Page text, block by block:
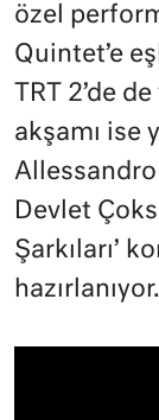
özel
Quintet’e
TRT 2’de
akşamı ise
Devlet
Şarkıları’
hazırlanıyor.